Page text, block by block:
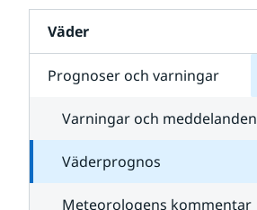
Väder
Prognoser och varningar
Varningar och meddelanden
Väderprognos
Meteorologens kommentar